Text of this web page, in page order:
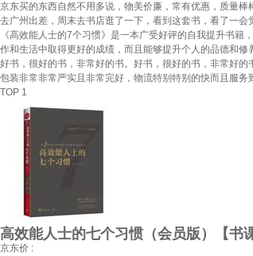
京东买的东西自然不用多说，物美价廉，常有优惠，质量
去广州出差，周末去书店逛了一下，看到这套书，看了一
《高效能人士的7个习惯》是一本广受好评的自我提升书
作和生活中取得更好的成绩，而且能够提升个人的品德和
好书，很好的书，非常好的书。好书，很好的书，非常好
包装非常非常严实且非常完好，物流特别特别的快而且服
TOP 1
高效能人士的七个习惯（会员版）【书
京东价 :